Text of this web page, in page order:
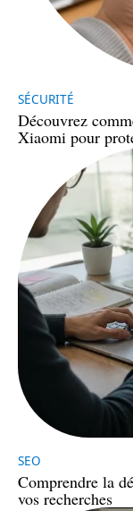
SÉCURITÉ
Découvrez
Xiaomi pour
SEO
Comprendre la
vos recherches